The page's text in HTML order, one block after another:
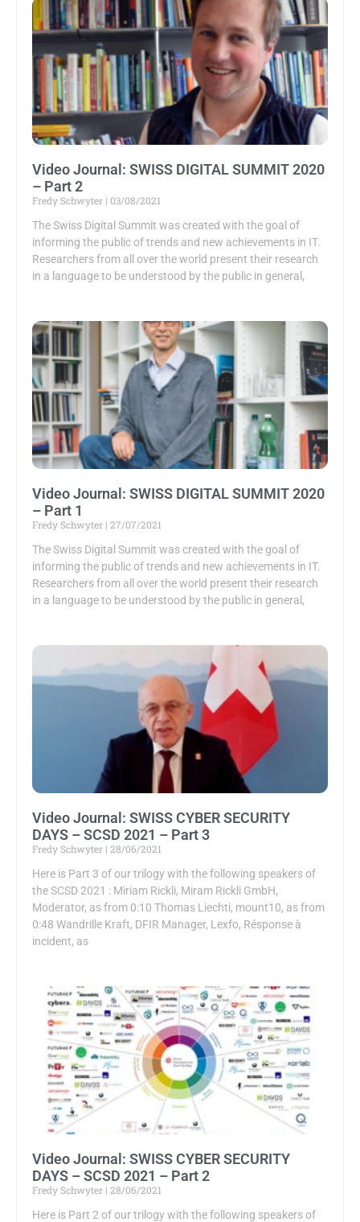
Video Journal: SWISS DIGITAL SUMMIT 2020
– Part 2
Fredy Schwyter 03/08/2021
The Swiss Digital Summit was created with the goal of
informing the public of trends and new achievements in IT.
Researchers from all over the world present their research
in a language to be understood by the public in general,
Video Journal: SWISS DIGITAL SUMMIT 2020
– Part 1
Fredy Schwyter 27/07/2021
The Swiss Digital Summit was created with the goal of
informing the public of trends and new achievements in IT.
Researchers from all over the world present their research
in a language to be understood by the public in general,
Video Journal: SWISS CYBER SECURITY
DAYS – SCSD 2021 – Part 3
Fredy Schwyter 28/06/2021
Here is Part 3 of our trilogy with the following speakers of
the SCSD 2021 : Miriam Rickli, Miram Rickli GmbH,
Moderator, as from 0:10 Thomas Liechti, mount10, as from
0:48 Wandrille Kraft, DFIR Manager, Lexfo, Résponse à
incident, as
Video Journal: SWISS CYBER SECURITY
DAYS – SCSD 2021 – Part 2
Fredy Schwyter 28/06/2021
Here is Part 2 of our trilogy with the following speakers of